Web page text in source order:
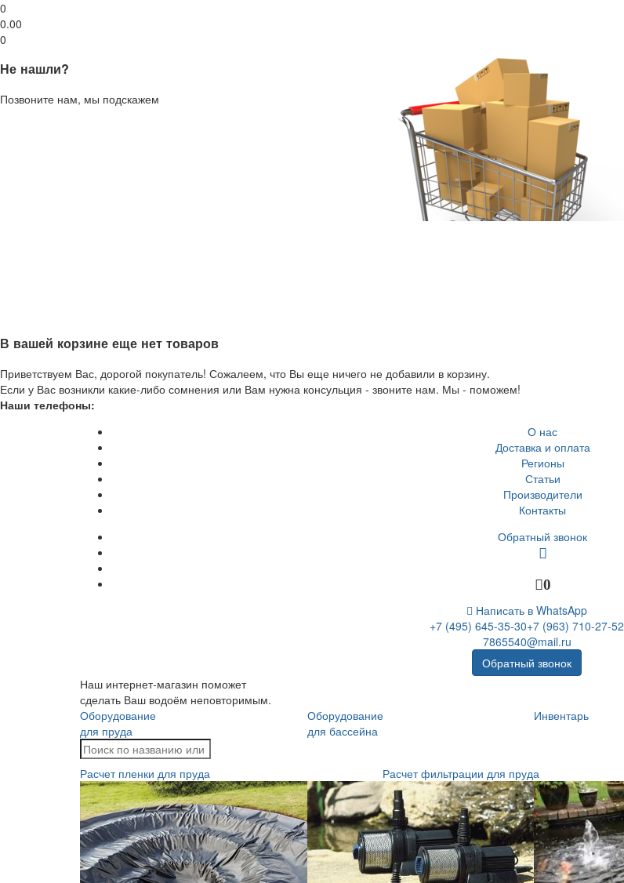
0
0.00
0
Не нашли?
Позвоните нам, мы подскажем
В вашей корзине еще нет товаров
Приветствуем Вас, дорогой покупатель! Сожалеем, что Вы еще ничего не добавили в корзину.
Если у Вас возникли какие-либо сомнения или Вам нужна консульция - звоните нам. Мы - поможем!
Наши телефоны:
О нас
Доставка и оплата
Регионы
Статьи
Производители
Контакты
Обратный звонок
0
Написать в WhatsApp
+7 (495) 645-35-30+7 (963) 710-27-52
7865540@mail.ru
Обратный звонок
Наш интернет-магазин поможет
сделать Ваш водоём неповторимым.
Оборудование
для пруда
Оборудование
для бассейна
Инвентарь
Расчет пленки для пруда
Расчет фильтрации для пруда